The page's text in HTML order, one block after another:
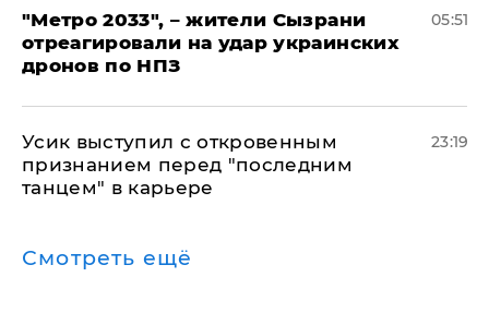
"Метро 2033", – жители Сызрани
отреагировали на удар украинских
дронов по НПЗ
05:51
Усик выступил с откровенным
признанием перед "последним
танцем" в карьере
23:19
Смотреть ещё